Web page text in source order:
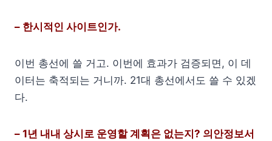
– 한시적인 사이트인가.
이번 총선에 쓸 거고. 이번에 효과가 검증되면, 이 데
이터는 축적되는 거니까. 21대 총선에서도 쓸 수 있겠
다.
– 1년 내내 상시로 운영할 계획은 없는지? 의안정보서